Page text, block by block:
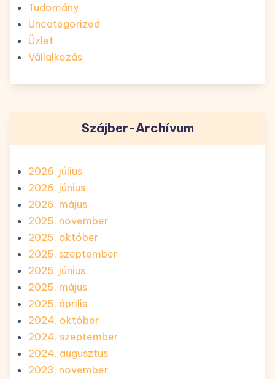
Tudomány
Uncategorized
Üzlet
Vállalkozás
Szájber-Archívum
2026. július
2026. június
2026. május
2025. november
2025. október
2025. szeptember
2025. június
2025. május
2025. április
2024. október
2024. szeptember
2024. augusztus
2023. november